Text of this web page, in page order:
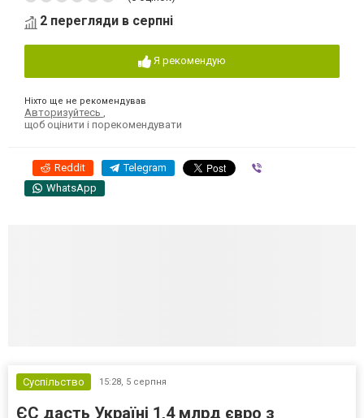
2 перегляди в серпні
Я рекомендую
Ніхто ще не рекомендував
Авторизуйтесь ,
щоб оцінити і порекомендувати
Reddit Telegram
WhatsApp
Суспільство 15:28, 5 серпня
ЄС дасть Україні 1,4 млрд євро з